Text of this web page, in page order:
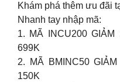
Khám phá thêm ưu đãi
Nhanh tay nhập mã:
1. MÃ INCU200
699K
2. MÃ BMINC50
150K